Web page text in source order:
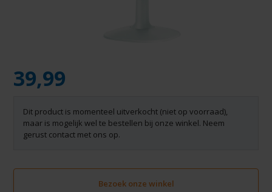
39,99
Dit product is momenteel uitverkocht (niet op voorraad),
maar is mogelijk wel te bestellen bij onze winkel. Neem
gerust contact met ons op.
Bezoek onze winkel